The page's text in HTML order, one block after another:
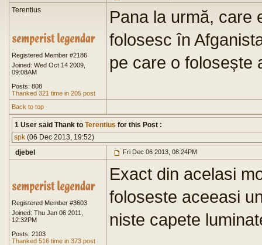
Terentius
Registered Member #2186
Joined: Wed Oct 14 2009,
09:08AM
Posts: 808
Thanked 321 time in 205 post
Pana la urmă, care
folosesc în
pe care o folosește
Back to top
1 User said Thank to Terentius for this Post :
spk (06 Dec 2013, 19:52)
djebel
Fri Dec 06 2013, 08:24PM
Registered Member #3603
Joined: Thu Jan 06 2011,
12:32PM
Posts: 2103
Thanked 516 time in 373 post
Exact din acelasi
foloseste aceeasi
niste capete